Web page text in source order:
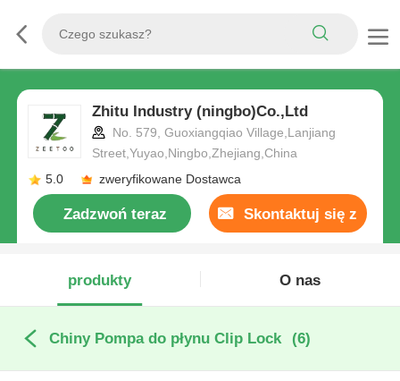
Zhitu Industry (ningbo)Co.,Ltd
No. 579, Guoxiangqiao Village,Lanjiang
Street,Yuyao,Ningbo,Zhejiang,China
5.0
zweryfikowane Dostawca
Zadzwoń teraz Skontaktuj się z
produkty
O nas
Chiny Pompa do płynu Clip Lock (6)